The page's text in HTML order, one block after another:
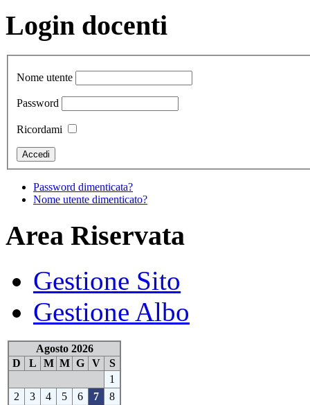
Login docenti
Nome utente
Password
Ricordami
Password dimenticata?
Nome utente dimenticato?
Area Riservata
Gestione Sito
Gestione Albo
Agosto 2026
D
L M M G V
S
1
2
3 4 5 6 7
8